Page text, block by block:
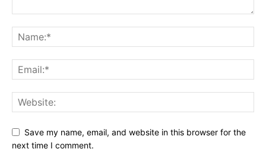
Save my name, email, and website in this browser for the
next time I comment.